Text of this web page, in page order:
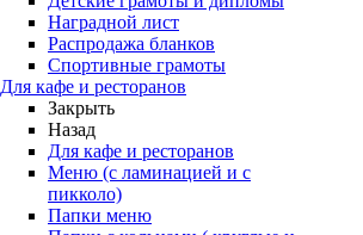
Наградной лист
Распродажа бланков
Спортивные грамоты
Для кафе и ресторанов
Закрыть
Назад
Для кафе и ресторанов
Меню (с ламинацией и с
пикколо)
Папки меню